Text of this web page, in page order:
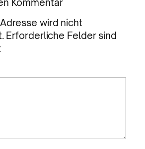
wird nicht
Erforderliche Felder sind